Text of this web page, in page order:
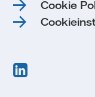
Cookie